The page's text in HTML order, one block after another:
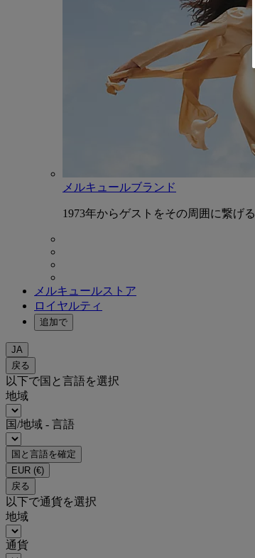
メルキュールブランド
1973年からゲストをその周囲に繋げる
メルキュールストア
ロイヤルティ
追加で
JA
戻る
以下で国と言語を選択
地域
国/地域 - 言語
国と言語を確定
EUR (€)
戻る
以下で通貨を選択
地域
通貨